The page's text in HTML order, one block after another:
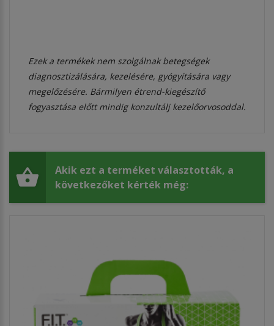
Ezek a termékek nem szolgálnak betegségek
diagnosztizálására, kezelésére, gyógyítására vagy
megelőzésére. Bármilyen étrend-kiegészítő
fogyasztása előtt mindig konzultálj kezelőorvosoddal.
Akik ezt a terméket választották, a
következőket kérték még: